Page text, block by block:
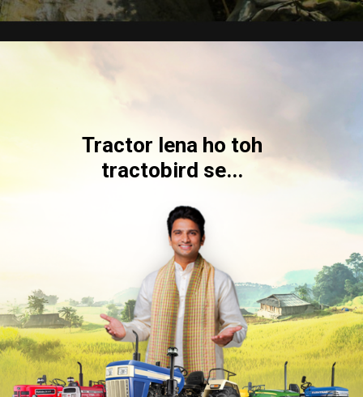
Tractor lena ho toh
tractobird se...